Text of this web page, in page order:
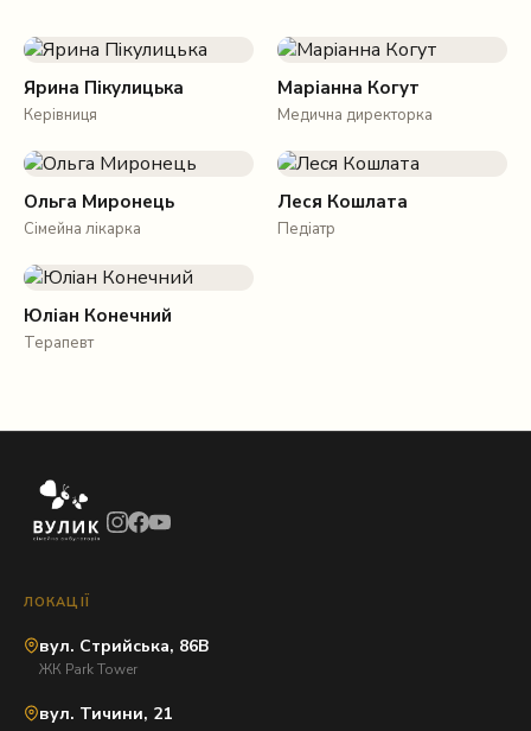
Ярина Пікулицька
Керівниця
Маріанна Когут
Медична директорка
Ольга Миронець
Сімейна лікарка
Леся Кошлата
Педіатр
Юліан Конечний
Терапевт
ЛОКАЦІЇ
вул. Стрийська, 86В
ЖК Park Tower
вул. Тичини, 21